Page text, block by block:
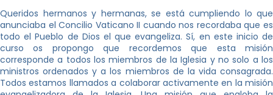
Queridos hermanos y hermanas, se está cumpliendo lo que
anunciaba el Concilio Vaticano II cuando nos recordaba que es
todo el Pueblo de Dios el que evangeliza. Sí, en este inicio de
curso os propongo que recordemos que esta misión
corresponde a todos los miembros de la Iglesia y no solo a los
ministros ordenados y a los miembros de la vida consagrada.
Todos estamos llamados a colaborar activamente en la misión